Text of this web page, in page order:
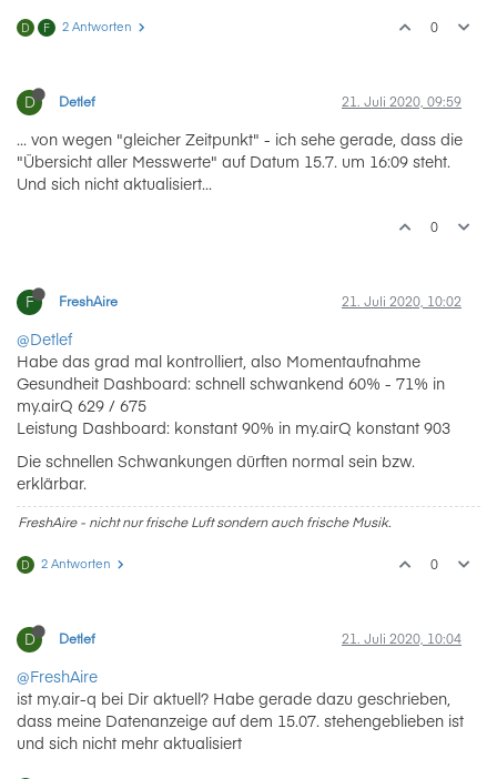
D F 2 Antworten 0
D Detlef 21. Juli 2020, 09:59
... von wegen "gleicher Zeitpunkt" - ich sehe gerade, dass die
"Übersicht aller Messwerte" auf Datum 15.7. um 16:09 steht.
Und sich nicht aktualisiert...
0
F FreshAire 21. Juli 2020, 10:02
@Detlef
Habe das grad mal kontrolliert, also Momentaufnahme
Gesundheit Dashboard: schnell schwankend 60% - 71% in
my.airQ 629 / 675
Leistung Dashboard: konstant 90% in my.airQ konstant 903
Die schnellen Schwankungen dürften normal sein bzw.
erklärbar.
FreshAire - nicht nur frische Luft sondern auch frische Musik.
D 2 Antworten 0
D Detlef 21. Juli 2020, 10:04
@FreshAire
ist my.air-q bei Dir aktuell? Habe gerade dazu geschrieben,
dass meine Datenanzeige auf dem 15.07. stehengeblieben ist
und sich nicht mehr aktualisiert